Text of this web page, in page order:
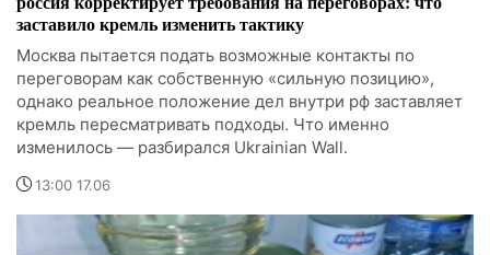
заставило кремль изменить тактику
Москва пытается подать возможные контакты по
переговорам как собственную «сильную позицию»,
однако реальное положение дел внутри рф заставляет
кремль пересматривать подходы. Что именно
изменилось — разбирался Ukrainian Wall.
13:00 17.06